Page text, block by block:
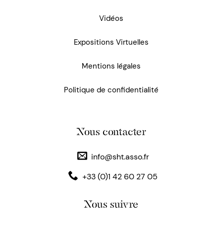
Vidéos
Expositions Virtuelles
Mentions légales
Politique de confidentialité
Nous contacter
info@sht.asso.fr
+33 (0)1 42 60 27 05
Nous suivre